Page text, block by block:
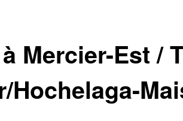
Mercier-Est /
Hochelaga-